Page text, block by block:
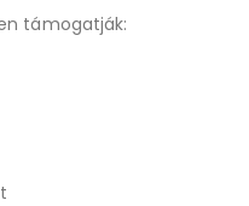
támogatják: